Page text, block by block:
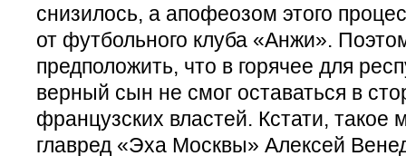
снизилось, а апофеозом этого
от футбольного клуба «Анжи».
предположить, что в горячее для
верный сын не смог оставаться в
французских властей. Кстати, такое
главред «Эха Москвы» Алексей